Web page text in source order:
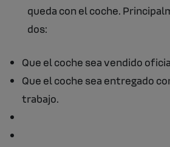
queda con el coche.
dos:
Que el coche sea vendido
Que el coche sea entregado
trabajo.